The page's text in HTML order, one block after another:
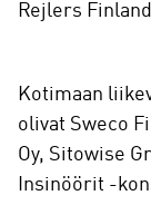
Rejlers
Kotimaan
olivat Sweco
Oy, Sitowise
Insinöörit -